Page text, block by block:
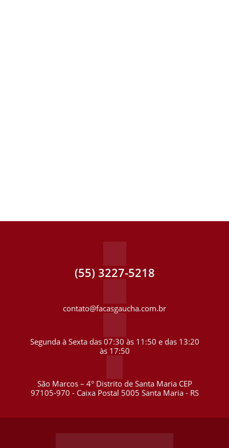
(55) 3227-5218
contato@facasgaucha.com.br
Segunda à Sexta das 07:30 às 11:50 e das 13:20
às 17:50
São Marcos – 4° Distrito de Santa Maria CEP
97105-970 - Caixa Postal 5005 Santa Maria - RS